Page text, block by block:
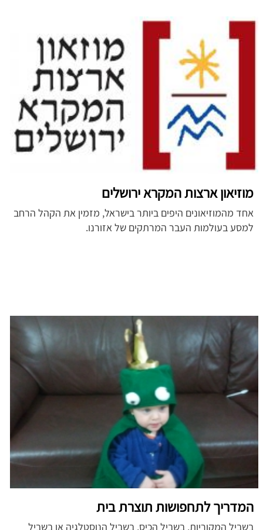
מוזיאון ארצות המקרא ירושלים
אחד מהמוזיאונים היפים ביותר בישראל, מזמין את הקהל הרחב
למסע בעולמות העבר המרתקים של אזורנו.
המדריך לתחפושות תוצרת בית
בשביל המקוריות, בשביל הכיס, בשביל הנוסטלגיה או בשביל